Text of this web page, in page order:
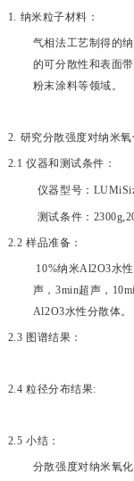
1. 纳米粒子材料：
气相法工艺制得的
的可分散性和表面
粉末涂料等领域。
2. 研究分散强度对纳米
2.1仪器和测试条件：
仪器型号：
测试条件：
2.2样品准备：
10%纳米Al2O3水
声，3min超声，
Al2O3水性分散体。
2.3 图谱结果：
2.4粒径分布结果:
2.5小结：
分散强度对纳米氧